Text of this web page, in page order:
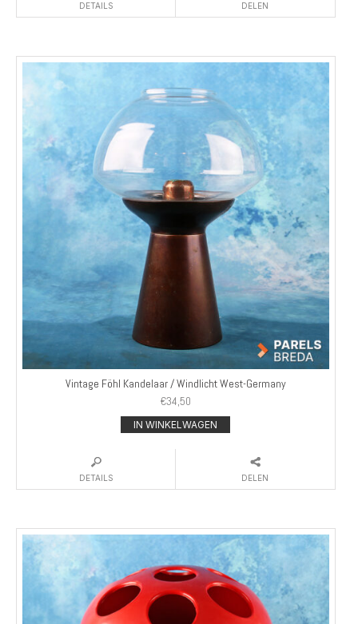
DETAILS DELEN
Vintage Föhl Kandelaar / Windlicht West-Germany
€34,50
IN WINKELWAGEN
DETAILS DELEN